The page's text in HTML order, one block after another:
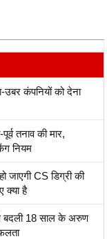
उबर कंपनियों को देना
तनाव की मार,
नियम
CS डिग्री की
क्या है
18 साल के अरुण